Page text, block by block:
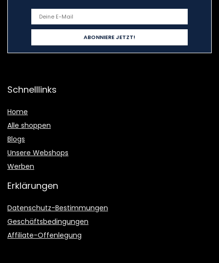
Schnelllinks
Home
Alle shoppen
Blogs
Unsere Webshops
Werben
Erklärungen
Datenschutz-Bestimmungen
Geschäftsbedingungen
Affiliate-Offenlegung